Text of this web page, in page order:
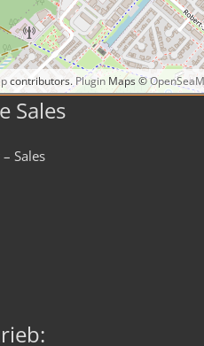
contributors.Plugin Maps ©
Sales
Sales